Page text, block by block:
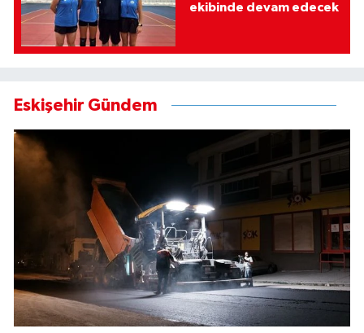
ekibinde devam edecek
Eskişehir Gündem